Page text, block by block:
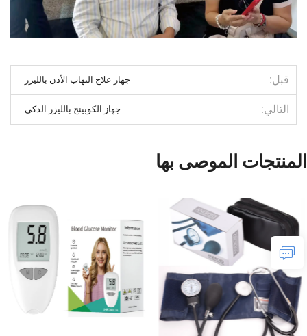
قبل جهاز علاج التهاب الأذن بالليزر
التالي جهاز الكوبينج بالليزر الذكي
المنتجات الموصى بها